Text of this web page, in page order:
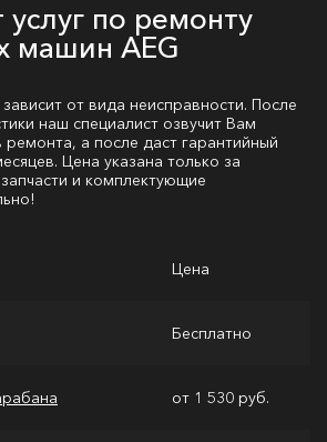
услуг по ремонту
машин AEG
от вида неисправности. После
наш специалист озвучит Вам
ремонта, а после даст гарантийный
Цена указана только за
и комплектующие
Цена
Бесплатно
от 1 530 руб.